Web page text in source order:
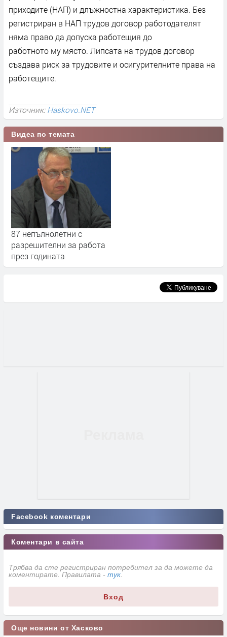
приходите (НАП) и длъжностна характеристика. Без
регистриран в НАП трудов договор работодателят
няма право да допуска работещия до
работното му място. Липсата на трудов договор
създава риск за трудовите и осигурителните права на
работещите.
Източник:Haskovo.NET
Видеа по темата
87 непълнолетни с
разрешителни за работа
през годината
Facebook коментари
Коментари в сайта
Трябва да сте регистриран потребител за да можете да
коментирате. Правилата - тук
Вход
Още новини от Хасково